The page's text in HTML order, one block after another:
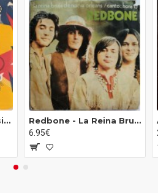
Artie Shaw - Mi Fantasia / Sollozando En Blue / En Forma (7")
Redbone ‎- La Reina Bruja De Nueva Orleans / Canto: Hora 13 (7")
6.95€